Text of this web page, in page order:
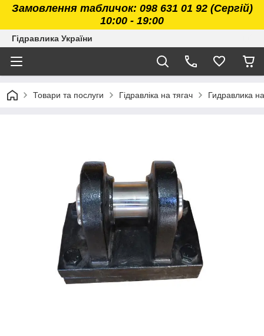
Замовлення табличок: 098 631 01 92 (Сергій)
10:00 - 19:00
Гідравлика України
Товари та послуги Гідравліка на тягач Гидравлика